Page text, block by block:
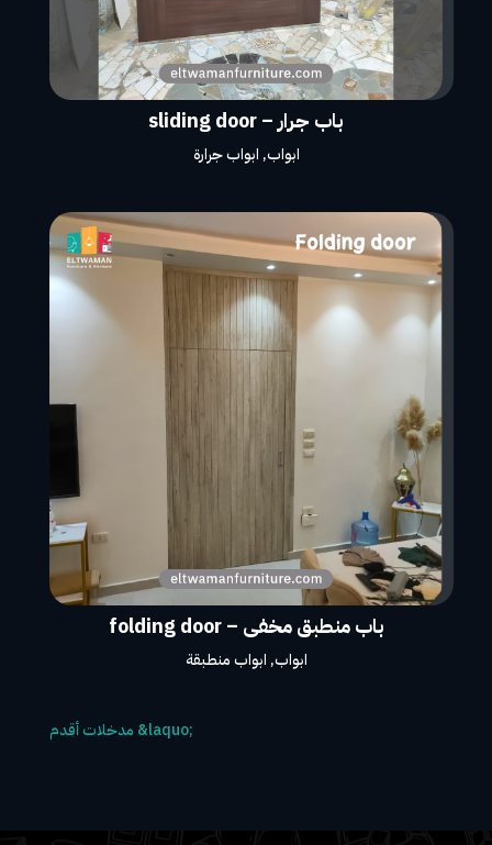
باب جرار – sliding door
ابواب, ابواب جرارة
باب منطبق مخفى – folding door
ابواب, ابواب منطبقة